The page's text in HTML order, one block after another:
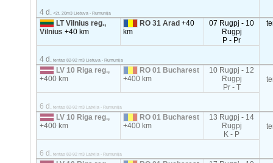
4 d. <2t, 20m3 Lietuva - Rumunija
LT Vilnius reg.,
Vilnius+40 km
RO 31 Arad+40
km
07 Rugpj - 10
Rugpj
P - Pr
4 d. tentas 82-92 m3 Lietuva - Rumunija
LV 10 Riga reg.,
+400 km
RO 01 Bucharest
+400 km
10 Rugpj - 12
Rugpj
Pr - T
6 d. tentas 82-92 m3 Latvija - Rumunija
LV 10 Riga reg.,
+400 km
RO 01 Bucharest
+400 km
13 Rugpj - 14
Rugpj
K - P
6 d. tentas 82-92 m3 Latvija - Rumunija